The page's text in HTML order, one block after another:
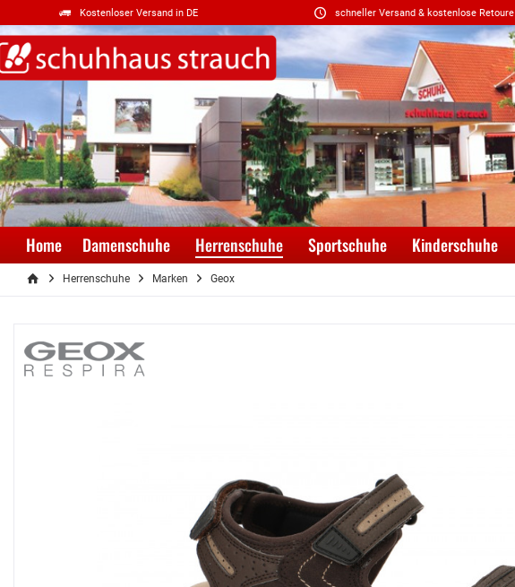
Kostenloser Versand in DE schneller Versand & kostenlose Retoure
Home Damenschuhe Herrenschuhe Sportschuhe Kinderschuhe
Herrenschuhe Marken Geox